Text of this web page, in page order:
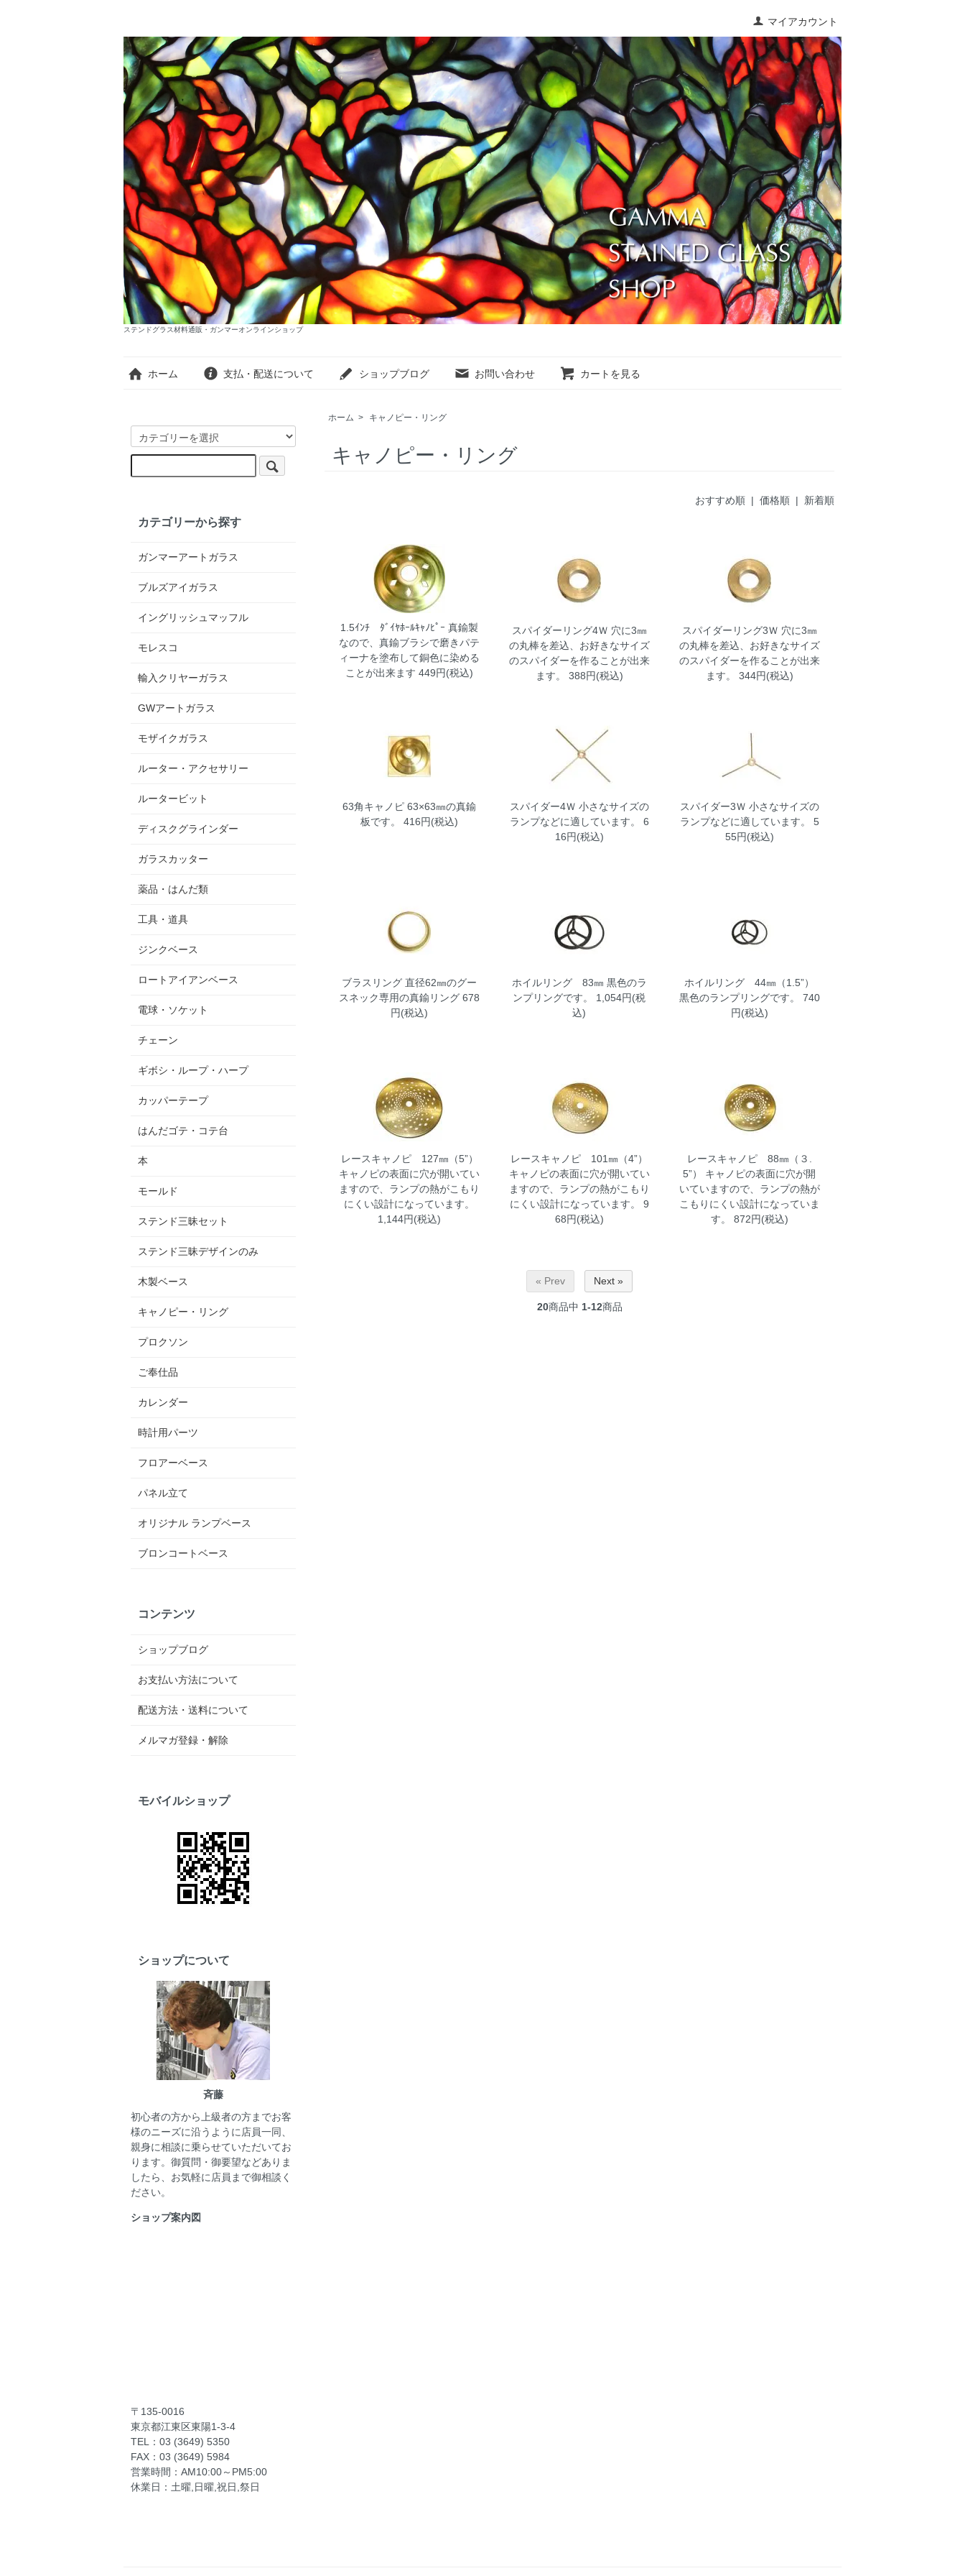
マイアカウント
ステンドグラス材料通販・ガンマーオンラインショップ
ホーム 支払・配送について ショップブログ お問い合わせ カートを見る
ホーム > キャノピー・リング
キャノピー・リング
おすすめ順 | 価格順 | 新着順
1.5ｲﾝﾁ ﾀﾞｲﾔﾎｰﾙｷｬﾉﾋﾟｰ 真鍮製
なので、真鍮ブラシで磨きパテ
ィーナを塗布して銅色に染める
ことが出来ます 449円(税込)
スパイダーリング4Ｗ 穴に3㎜
の丸棒を差込、お好きなサイズ
のスパイダーを作ることが出来
ます。 388円(税込)
スパイダーリング3Ｗ 穴に3㎜
の丸棒を差込、お好きなサイズ
のスパイダーを作ることが出来
ます。 344円(税込)
63角キャノピ 63×63㎜の真鍮
板です。 416円(税込)
スパイダー4Ｗ 小さなサイズの
ランプなどに適しています。 6
16円(税込)
スパイダー3Ｗ 小さなサイズの
ランプなどに適しています。 5
55円(税込)
ブラスリング 直径62㎜のグー
スネック専用の真鍮リング 678
円(税込)
ホイルリング 83㎜ 黒色のラ
ンプリングです。 1,054円(税
込)
ホイルリング 44㎜（1.5”）
黒色のランプリングです。 740
円(税込)
レースキャノピ 127㎜（5”）
キャノピの表面に穴が開いてい
ますので、ランプの熱がこもり
にくい設計になっています。
1,144円(税込)
レースキャノピ 101㎜（4”）
キャノピの表面に穴が開いてい
ますので、ランプの熱がこもり
にくい設計になっています。 9
68円(税込)
レースキャノピ 88㎜（３.
5”）
キャノピの表面に穴が開
いていますので、ランプの熱が
こもりにくい設計になっていま
す。 872円(税込)
« Prev Next »
20商品中 1-12商品
カテゴリーから探す
ガンマーアートガラス
ブルズアイガラス
イングリッシュマッフル
モレスコ
輸入クリヤーガラス
GWアートガラス
モザイクガラス
ルーター・アクセサリー
ルータービット
ディスクグラインダー
ガラスカッター
薬品・はんだ類
工具・道具
ジンクベース
ロートアイアンベース
電球・ソケット
チェーン
ギボシ・ループ・ハープ
カッパーテープ
はんだゴテ・コテ台
本
モールド
ステンド三昧セット
ステンド三昧デザインのみ
木製ベース
キャノピー・リング
プロクソン
ご奉仕品
カレンダー
時計用パーツ
フロアーベース
パネル立て
オリジナル ランプベース
ブロンコートベース
コンテンツ
ショップブログ
お支払い方法について
配送方法・送料について
メルマガ登録・解除
モバイルショップ
ショップについて
斉藤
初心者の方から上級者の方までお客
様のニーズに沿うように店員一同、
親身に相談に乗らせていただいてお
ります。御質問・御要望などありま
したら、お気軽に店員まで御相談く
ださい。
ショップ案内図
〒135-0016
東京都江東区東陽1-3-4
TEL：03 (3649) 5350
FAX：03 (3649) 5984
営業時間：AM10:00～PM5:00
休業日：土曜,日曜,祝日,祭日